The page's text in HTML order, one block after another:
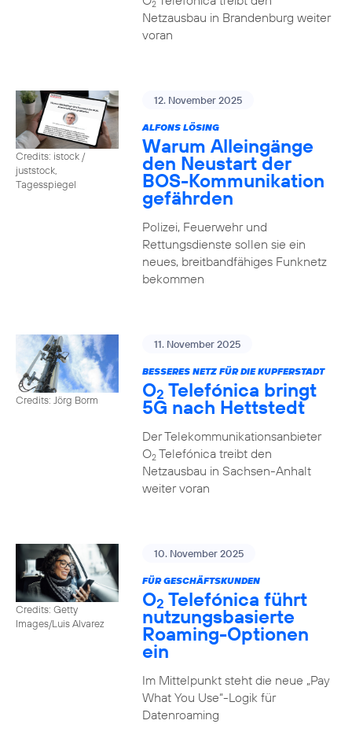
2
Netzausbau in Brandenburg weiter
voran
Credits: istock /
juststock,
Tagesspiegel
12. November 2025
ALFONS LÖSING
Warum Alleingänge
den Neustart der
BOS-Kommunikation
gefährden
Polizei, Feuerwehr und
Rettungsdienste sollen sie ein
neues, breitbandfähiges Funknetz
bekommen
Credits: Jörg Borm
11. November 2025
BESSERES NETZ FÜR DIE KUPFERSTADT
O2 Telefónica bringt
5G nach Hettstedt
Der Telekommunikationsanbieter
O2Telefónica treibt den
Netzausbau in Sachsen-Anhalt
weiter voran
Credits: Getty
Images/Luis Alvarez
10. November 2025
FÜR GESCHÄFTSKUNDEN
O2 Telefónica führt
nutzungs­basierte
Roaming-Optionen
ein
Im Mittelpunkt steht die neue „Pay
What You Use“-Logik für
Datenroaming